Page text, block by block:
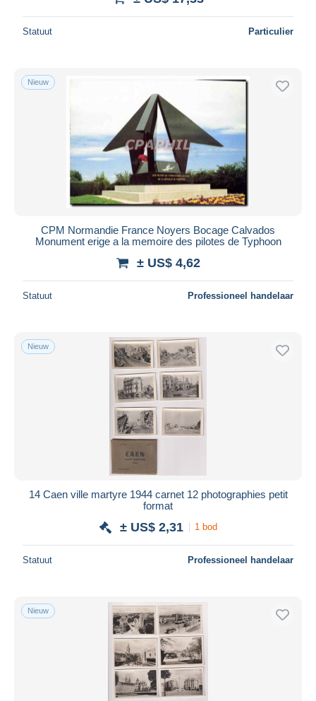
Statuut Particulier
Nieuw
CPM Normandie France Noyers Bocage Calvados
Monument erige a la memoire des pilotes de Typhoon
± US$ 4,62
Statuut Professioneel handelaar
Nieuw
14 Caen ville martyre 1944 carnet 12 photographies petit
format
± US$ 2,31 1 bod
Statuut Professioneel handelaar
Nieuw